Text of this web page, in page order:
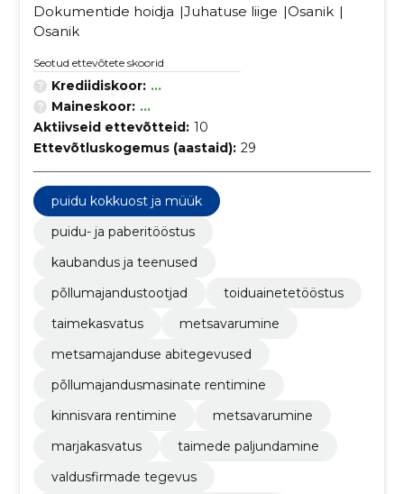
Dokumentide hoidja
Juhatuse liige
Osanik
Osanik
Seotud ettevõtete skoorid
Krediidiskoor: ...
Maineskoor: ...
Aktiivseid ettevõtteid: 10
Ettevõtluskogemus (aastaid): 29
puidu kokkuost ja müük
puidu- ja paberitööstus
kaubandus ja teenused
põllumajandustootjad
toiduainetetööstus
taimekasvatus
metsavarumine
metsamajanduse abitegevused
põllumajandusmasinate rentimine
kinnisvara rentimine
metsavarumine
marjakasvatus
taimede paljundamine
valdusfirmade tegevus